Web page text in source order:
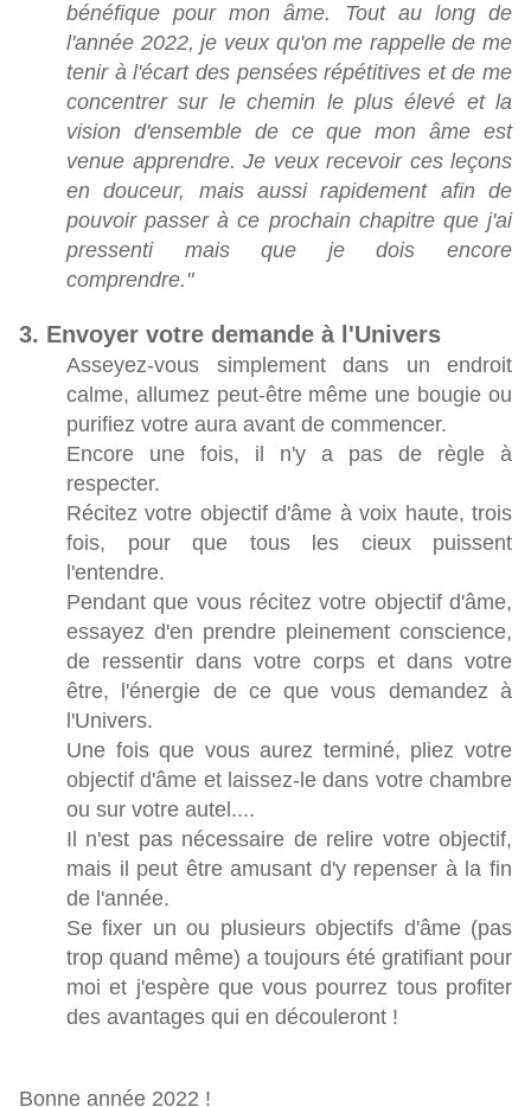
bénéfique pour mon âme. Tout au long de
l'année 2022, je veux qu'on me rappelle de me
tenir à l'écart des pensées répétitives et de me
concentrer sur le chemin le plus élevé et la
vision d'ensemble de ce que mon âme est
venue apprendre. Je veux recevoir ces leçons
en douceur, mais aussi rapidement afin de
pouvoir passer à ce prochain chapitre que j'ai
pressenti mais que je dois encore
comprendre."
3. Envoyer votre demande à l'Univers
Asseyez-vous simplement dans un endroit
calme, allumez peut-être même une bougie ou
purifiez votre aura avant de commencer.
Encore une fois, il n'y a pas de règle à
respecter.
Récitez votre objectif d'âme à voix haute, trois
fois, pour que tous les cieux puissent
l'entendre.
Pendant que vous récitez votre objectif d'âme,
essayez d'en prendre pleinement conscience,
de ressentir dans votre corps et dans votre
être, l'énergie de ce que vous demandez à
l'Univers.
Une fois que vous aurez terminé, pliez votre
objectif d'âme et laissez-le dans votre chambre
ou sur votre autel....
Il n'est pas nécessaire de relire votre objectif,
mais il peut être amusant d'y repenser à la fin
de l'année.
Se fixer un ou plusieurs objectifs d'âme (pas
trop quand même) a toujours été gratifiant pour
moi et j'espère que vous pourrez tous profiter
des avantages qui en découleront !
Bonne année 2022 !